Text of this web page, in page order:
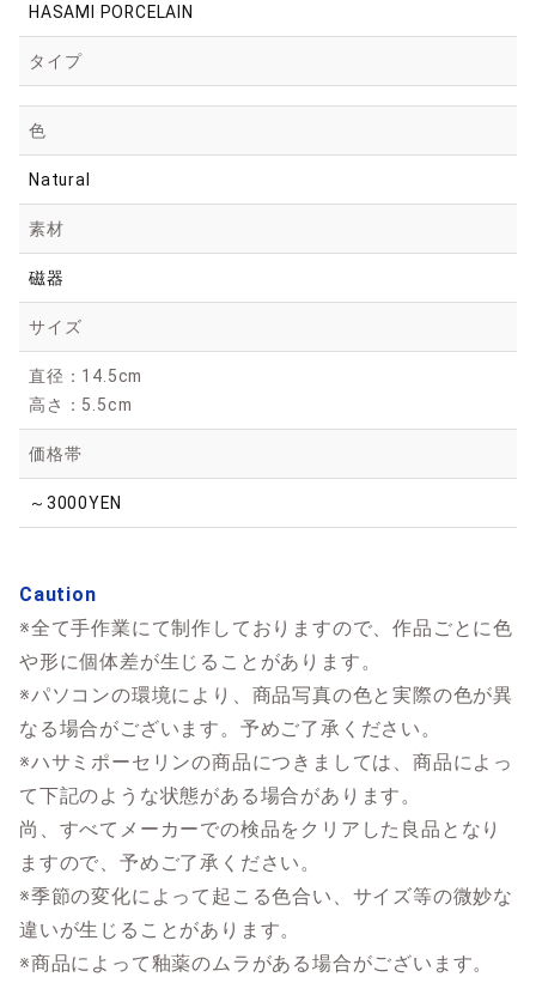
HASAMI PORCELAIN
タイプ
色
Natural
素材
磁器
サイズ
直径：14.5cm
高さ：5.5cm
価格帯
～3000YEN
Caution
※全て手作業にて制作しておりますので、作品ごとに色
や形に個体差が生じることがあります。
※パソコンの環境により、商品写真の色と実際の色が異
なる場合がございます。予めご了承ください。
※ハサミポーセリンの商品につきましては、商品によっ
て下記のような状態がある場合があります。
尚、すべてメーカーでの検品をクリアした良品となり
ますので、予めご了承ください。
※季節の変化によって起こる色合い、サイズ等の微妙な
違いが生じることがあります。
※商品によって釉薬のムラがある場合がございます。